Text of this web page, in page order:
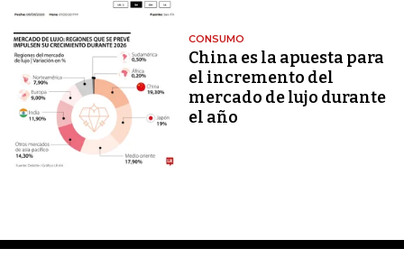
CONSUMO
China es la apuesta para
el incremento del
mercado de lujo durante
el año